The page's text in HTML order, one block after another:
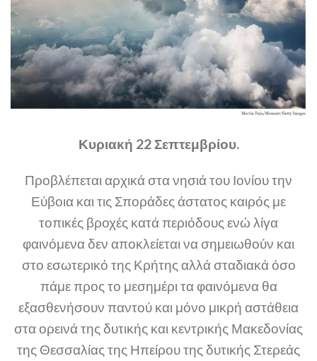
Κυριακή 22 Σεπτεμβρίου.
Προβλέπεται αρχικά στα νησιά του Ιονίου την
Εύβοια και τις Σποράδες άστατος καιρός με
τοπικές βροχές κατά περιόδους ενώ λίγα
φαινόμενα δεν αποκλείεται να σημειωθούν και
στο εσωτερικό της Κρήτης αλλά σταδιακά όσο
πάμε προς το μεσημέρι τα φαινόμενα θα
εξασθενήσουν παντού και μόνο μικρή αστάθεια
στα ορεινά της δυτικής και κεντρικής Μακεδονίας
της Θεσσαλίας της Ηπείρου της δυτικής Στερεάς